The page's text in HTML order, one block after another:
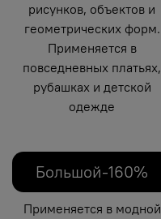
рисунков, объектов и
геометрических форм.
Применяется в
повседневных платьях,
рубашках и детской
одежде
Большой-160%
Применяется в модной